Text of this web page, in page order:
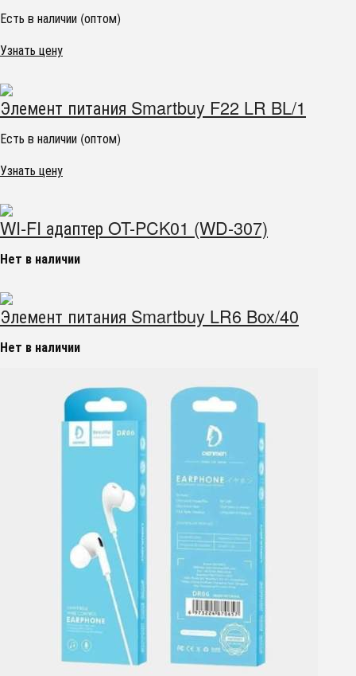
Есть в наличии (оптом)
Узнать цену
Элемент питания Smartbuy F22 LR BL/1
Есть в наличии (оптом)
Узнать цену
WI-FI адаптер OT-PCK01 (WD-307)
Нет в наличии
Элемент питания Smartbuy LR6 Box/40
Нет в наличии